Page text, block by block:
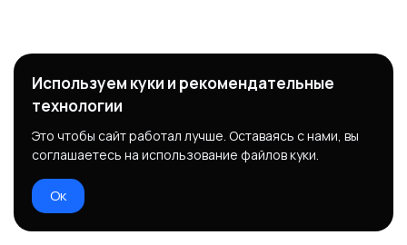
Используем куки и рекомендательные
технологии
Это чтобы сайт работал лучше. Оставаясь с нами, вы
соглашаетесь на использование файлов куки.
Ок